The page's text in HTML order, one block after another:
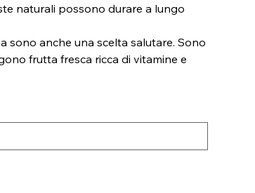
naturali possono durare a lungo
sono anche una scelta salutare. Sono
frutta fresca ricca di vitamine e